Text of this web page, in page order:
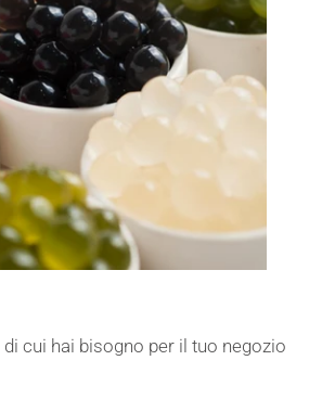
cui hai bisogno per il tuo negozio